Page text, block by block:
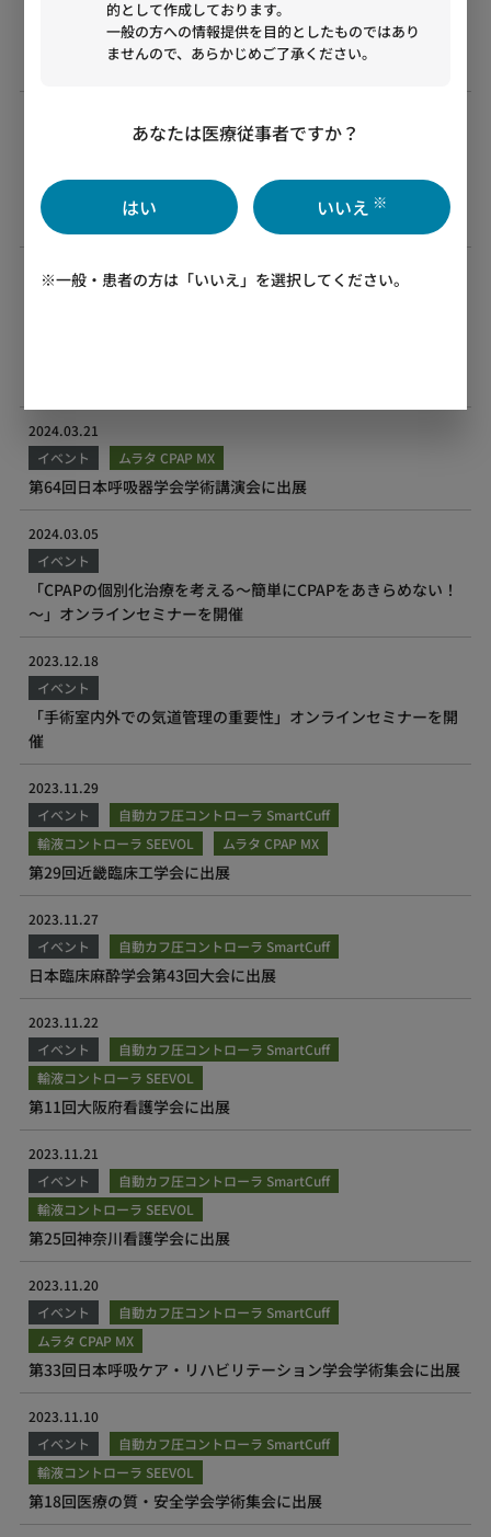
ムラタ CPAP MX
第46回日本呼吸療法医学会学術集会に自動カフ圧コントローラ
自動カフ圧コントローラ SmartCuff
日本麻酔科学会第71回学術集会に自動カフ圧コントローラ
SmartCuff、Moni-Patch 深部体温センサシステムを出展
2024.05.07
2024.03.21
イベント
ムラタ CPAP MX
第64回日本呼吸器学会学術講演会に出展
2024.03.05
イベント
「CPAPの個別化治療を考える～簡単にCPAPをあきらめない！
～」オンラインセミナーを開催
2023.12.18
イベント
「手術室内外での気道管理の重要性」オンラインセミナーを開
催
2023.11.29
イベント
自動カフ圧コントローラ SmartCuff
輸液コントローラ SEEVOL
ムラタ CPAP MX
第29回近畿臨床工学会に出展
2023.11.27
イベント
自動カフ圧コントローラ SmartCuff
日本臨床麻酔学会第43回大会に出展
2023.11.22
イベント
自動カフ圧コントローラ SmartCuff
輸液コントローラ SEEVOL
第11回大阪府看護学会に出展
2023.11.21
イベント
自動カフ圧コントローラ SmartCuff
輸液コントローラ SEEVOL
第25回神奈川看護学会に出展
2023.11.20
イベント
自動カフ圧コントローラ SmartCuff
ムラタ CPAP MX
第33回日本呼吸ケア・リハビリテーション学会学術集会に出展
2023.11.10
イベント
自動カフ圧コントローラ SmartCuff
輸液コントローラ SEEVOL
第18回医療の質・安全学会学術集会に出展
的として作成しております。
一般の方への情報提供を目的としたものではあり
ませんので、あらかじめご了承ください。
あなたは医療従事者ですか？
はい いいえ ※
※一般・患者の方は「いいえ」を選択してください。